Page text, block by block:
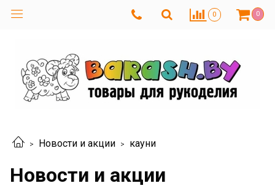
0 0
Новости и акции кауни
Новости и акции